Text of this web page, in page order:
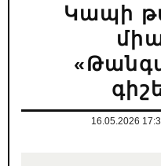
Կապի
16.05.2026